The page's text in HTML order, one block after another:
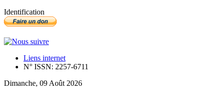
Identification
Liens internet
N° ISSN: 2257-6711
Dimanche, 09 Août 2026